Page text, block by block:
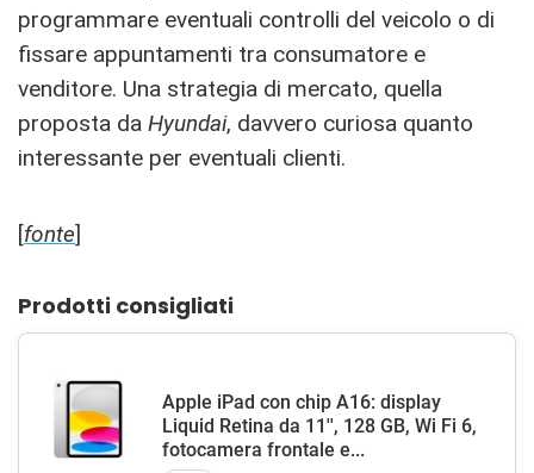
programmare eventuali controlli del veicolo o di
fissare appuntamenti tra consumatore e
venditore. Una strategia di mercato, quella
proposta da Hyundai, davvero curiosa quanto
interessante per eventuali clienti.
[fonte]
Prodotti consigliati
Apple iPad con chip A16: display
Liquid Retina da 11'', 128 GB, Wi Fi 6,
fotocamera frontale e...